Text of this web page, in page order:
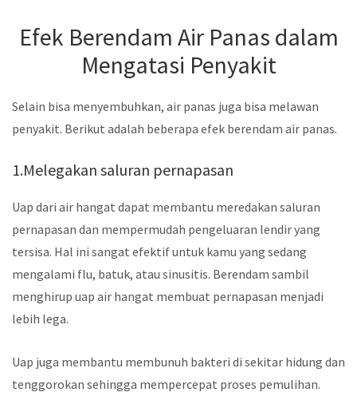
Efek Berendam Air Panas dalam
Mengatasi Penyakit
Selain bisa menyembuhkan, air panas juga bisa melawan
penyakit. Berikut adalah beberapa efek berendam air panas.
1.Melegakan saluran pernapasan
Uap dari air hangat dapat membantu meredakan saluran
pernapasan dan mempermudah pengeluaran lendir yang
tersisa. Hal ini sangat efektif untuk kamu yang sedang
mengalami flu, batuk, atau sinusitis. Berendam sambil
menghirup uap air hangat membuat pernapasan menjadi
lebih lega.
Uap juga membantu membunuh bakteri di sekitar hidung dan
tenggorokan sehingga mempercepat proses pemulihan.